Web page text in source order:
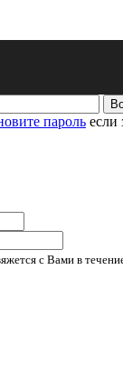
пароль если
с Вами в